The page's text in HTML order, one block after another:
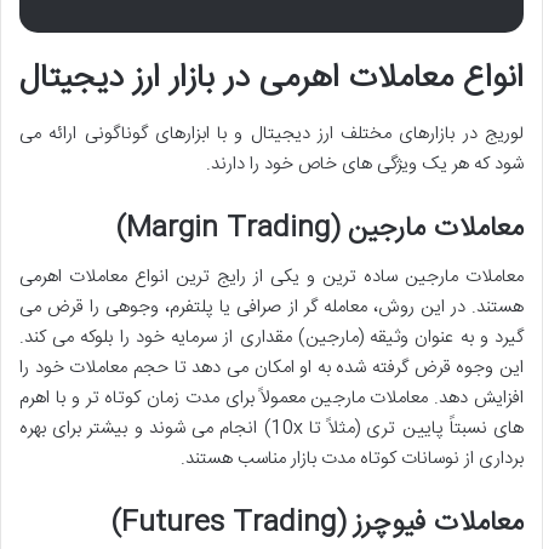
انواع معاملات اهرمی در بازار ارز دیجیتال
لوریج در بازارهای مختلف ارز دیجیتال و با ابزارهای گوناگونی ارائه می
شود که هر یک ویژگی های خاص خود را دارند.
معاملات مارجین (Margin Trading)
معاملات مارجین ساده ترین و یکی از رایج ترین انواع معاملات اهرمی
هستند. در این روش، معامله گر از صرافی یا پلتفرم، وجوهی را قرض می
گیرد و به عنوان وثیقه (مارجین) مقداری از سرمایه خود را بلوکه می کند.
این وجوه قرض گرفته شده به او امکان می دهد تا حجم معاملات خود را
افزایش دهد. معاملات مارجین معمولاً برای مدت زمان کوتاه تر و با اهرم
های نسبتاً پایین تری (مثلاً تا 10x) انجام می شوند و بیشتر برای بهره
برداری از نوسانات کوتاه مدت بازار مناسب هستند.
معاملات فیوچرز (Futures Trading)